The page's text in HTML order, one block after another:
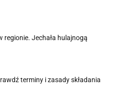
regionie. Jechała hulajnogą
terminy i zasady składania